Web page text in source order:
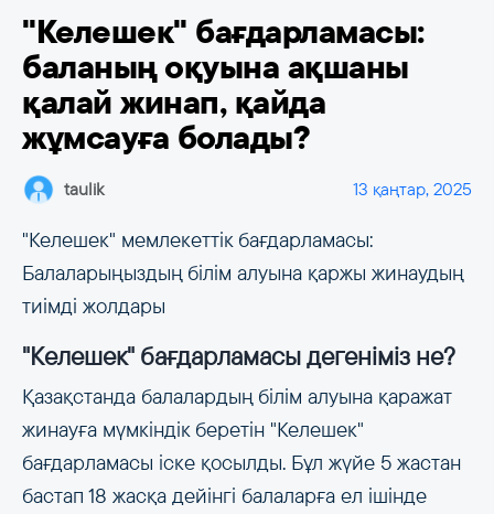
"Келешек" бағдарламасы:
баланың оқуына ақшаны
қалай жинап, қайда
жұмсауға болады?
taulik 13 қаңтар, 2025
"Келешек" мемлекеттік бағдарламасы:
Балаларыңыздың білім алуына қаржы жинаудың
тиімді жолдары
"Келешек" бағдарламасы дегеніміз не?
Қазақстанда балалардың білім алуына қаражат
жинауға мүмкіндік беретін "Келешек"
бағдарламасы іске қосылды. Бұл жүйе 5 жастан
бастап 18 жасқа дейінгі балаларға ел ішінде